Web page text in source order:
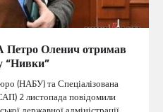
Оленич отримав
“Нивки”
(НАБУ) та Спеціалізована
2 листопада повідомили